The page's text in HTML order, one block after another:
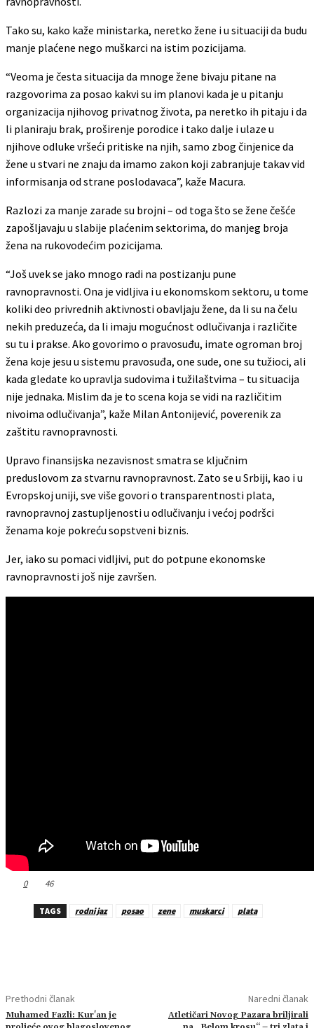
Tako su, kako kaže ministarka, neretko žene i u situaciji da budu
manje plaćene nego muškarci na istim pozicijama.
“Veoma je česta situacija da mnoge žene bivaju pitane na
razgovorima za posao kakvi su im planovi kada je u pitanju
organizacija njihovog privatnog života, pa neretko ih pitaju i da
li planiraju brak, proširenje porodice i tako dalje i ulaze u
njihove odluke vršeći pritiske na njih, samo zbog činjenice da
žene u stvari ne znaju da imamo zakon koji zabranjuje takav vid
informisanja od strane poslodavaca”, kaže Macura.
Razlozi za manje zarade su brojni – od toga što se žene češće
zapošljavaju u slabije plaćenim sektorima, do manjeg broja
žena na rukovodećim pozicijama.
“Još uvek se jako mnogo radi na postizanju pune
ravnopravnosti. Ona je vidljiva i u ekonomskom sektoru, u tome
koliki deo privrednih aktivnosti obavljaju žene, da li su na čelu
nekih preduzeća, da li imaju mogućnost odlučivanja i različite
su tu i prakse. Ako govorimo o pravosuđu, imate ogroman broj
žena koje jesu u sistemu pravosuđa, one sude, one su tužioci, ali
kada gledate ko upravlja sudovima i tužilaštvima – tu situacija
nije jednaka. Mislim da je to scena koja se vidi na različitim
nivoima odlučivanja”, kaže Milan Antonijević, poverenik za
zaštitu ravnopravnosti.
Upravo finansijska nezavisnost smatra se ključnim
preduslovom za stvarnu ravnopravnost. Zato se u Srbiji, kao i u
Evropskoj uniji, sve više govori o transparentnosti plata,
ravnopravnoj zastupljenosti u odlučivanju i većoj podršci
ženama koje pokreću sopstveni biznis.
Jer, iako su pomaci vidljivi, put do potpune ekonomske
ravnopravnosti još nije završen.
0 46
TAGS rodni jaz posao zene muskarci plata
Prethodni članak
Muhamed Fazli: Kur'an je
Naredni članak
Atletičari Novog Pazara briljirali